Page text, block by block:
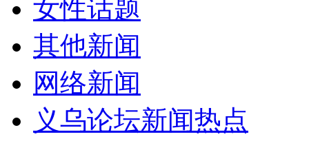
女性话题
其他新闻
网络新闻
义乌论坛新闻热点